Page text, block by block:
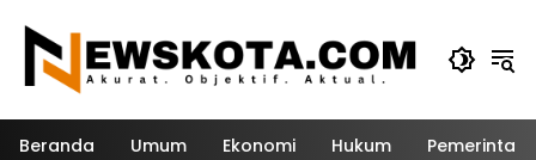
konten
Beranda Umum Ekonomi Hukum